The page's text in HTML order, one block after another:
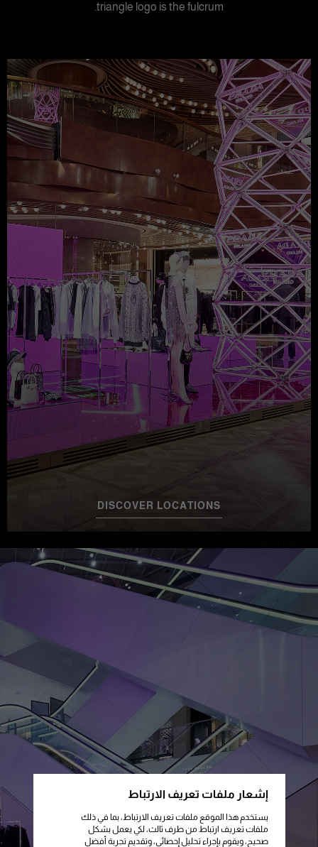
إشعار ملفات تعريف الارتباط
يستخدم هذا الموقع ملفات تعريف الارتباط، بما في ذلك
ملفات تعريف ارتباط من طرف ثالث، لكي يعمل بشكل
صحيح، ويقوم بإجراء تحليل إحصائي، وتقديم تجربة أفضل
triangle logo is the fulcrum.
DISCOVER LOCATIONS